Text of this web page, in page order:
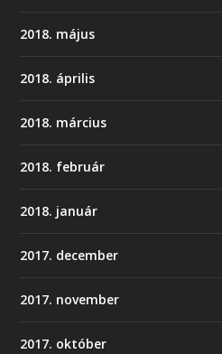
2018. május
2018. április
2018. március
2018. február
2018. január
2017. december
2017. november
2017. október